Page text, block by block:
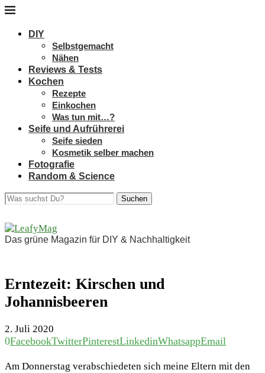
DIY
Selbstgemacht
Nähen
Reviews & Tests
Kochen
Rezepte
Einkochen
Was tun mit…?
Seife und Aufrührerei
Seife sieden
Kosmetik selber machen
Fotografie
Random & Science
Suchen
Das grüne Magazin für DIY & Nachhaltigkeit
Erntezeit: Kirschen und
Johannisbeeren
2. Juli 2020
0FacebookTwitterPinterestLinkedinWhatsappEmail
Am Donnerstag verabschiedeten sich meine Eltern mit den